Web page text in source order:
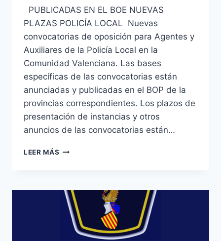
PUBLICADAS EN EL BOE NUEVAS
PLAZAS POLICÍA LOCAL Nuevas
convocatorias de oposición para Agentes y
Auxiliares de la Policía Local en la
Comunidad Valenciana. Las bases
específicas de las convocatorias están
anunciadas y publicadas en el BOP de la
provincias correspondientes. Los plazos de
presentación de instancias y otros
anuncios de las convocatorias están…
LEER MÁS POLICÍA
PLAZAS
CONVOCADAS:
CATRAL
BENISSA